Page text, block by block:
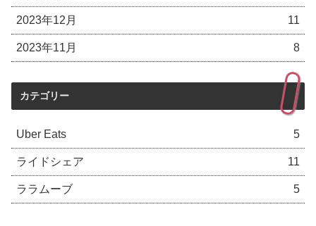
2023年12月 11
2023年11月 8
カテゴリー
Uber Eats 5
ライドシェア 11
ララムーブ 5